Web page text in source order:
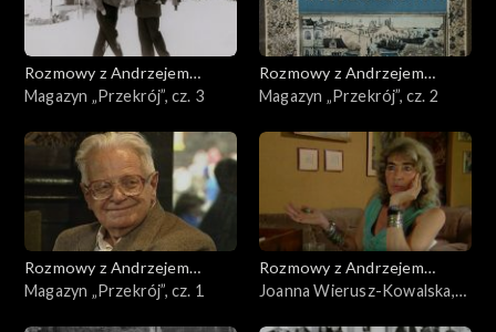
Rozmowy z Andrzejem
Doboszem
Magazyn „Przekrój”, cz. 3
Rozmowy z Andrzejem
Doboszem
Magazyn „Przekrój”, cz. 2
Rozmowy z Andrzejem
Doboszem
Magazyn „Przekrój”, cz. 1
Rozmowy z Andrzejem
Doboszem
Joanna Wierusz-Kowalska,